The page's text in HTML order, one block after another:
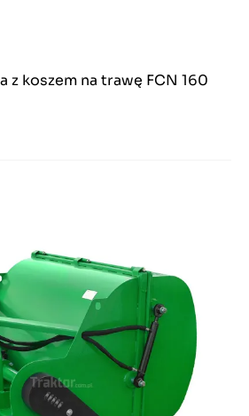
z koszem na trawę FCN 160